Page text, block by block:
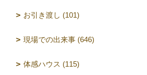
お引き渡し (101)
現場での出来事 (646)
体感ハウス (115)